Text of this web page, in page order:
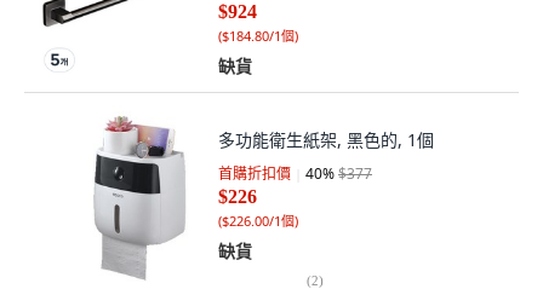
$924
($184.80/1個)
缺貨
多功能衛生紙架, 黑色的, 1個
首購折扣價 40%$377
$226
($226.00/1個)
缺貨
(2)